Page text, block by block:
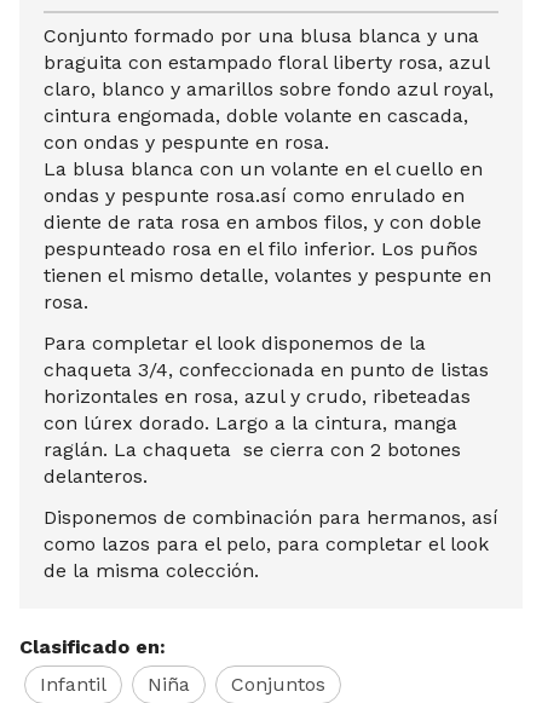
Conjunto formado por una blusa blanca y una
braguita con estampado floral liberty rosa, azul
claro, blanco y amarillos sobre fondo azul royal,
cintura engomada, doble volante en cascada,
con ondas y pespunte en rosa.
La blusa blanca con un volante en el cuello en
ondas y pespunte rosa.así como enrulado en
diente de rata rosa en ambos filos, y con doble
pespunteado rosa en el filo inferior. Los puños
tienen el mismo detalle, volantes y pespunte en
rosa.
Para completar el look disponemos de la
chaqueta 3/4, confeccionada en punto de listas
horizontales en rosa, azul y crudo, ribeteadas
con lúrex dorado. Largo a la cintura, manga
raglán. La chaqueta se cierra con 2 botones
delanteros.
Disponemos de combinación para hermanos, así
como lazos para el pelo, para completar el look
de la misma colección.
Clasificado en:
Infantil
Niña Conjuntos